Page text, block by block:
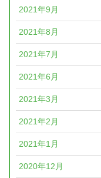
2021年9月
2021年8月
2021年7月
2021年6月
2021年3月
2021年2月
2021年1月
2020年12月